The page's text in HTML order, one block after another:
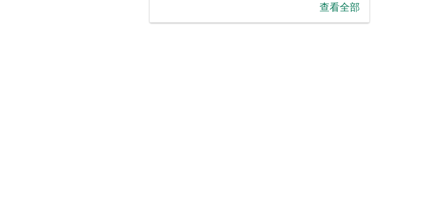
查看全部